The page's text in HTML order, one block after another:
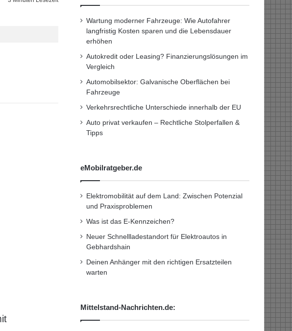
Wartung moderner Fahrzeuge: Wie Autofahrer
langfristig Kosten sparen und die Lebensdauer
erhöhen
Autokredit oder Leasing? Finanzierungslösungen im
Vergleich
Automobilsektor: Galvanische Oberflächen bei
Fahrzeuge
Verkehrsrechtliche Unterschiede innerhalb der EU
Auto privat verkaufen – Rechtliche Stolperfallen &
Tipps
eMobilratgeber.de
Elektromobilität auf dem Land: Zwischen Potenzial
und Praxisproblemen
Was ist das E-Kennzeichen?
Neuer Schnellladestandort für Elektroautos in
Gebhardshain
Deinen Anhänger mit den richtigen Ersatzteilen
warten
Mittelstand-Nachrichten.de: